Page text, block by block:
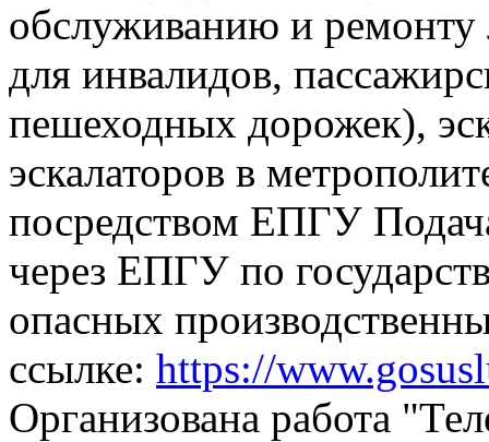
обслуживанию и
для инвалидов,
пешеходных дорожек),
эскалаторов в
посредством ЕПГУ
через ЕПГУ по
опасных
ссылке: https://
Организована работа